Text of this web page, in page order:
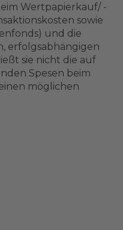
Wertpapierkauf/ -
sowie
und die
erfolgsabhängigen
sie nicht die auf
Spesen beim
möglichen